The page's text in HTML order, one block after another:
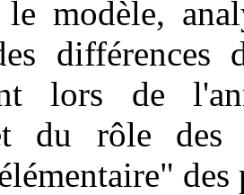
modèle,
différences
lors de
du rôle des